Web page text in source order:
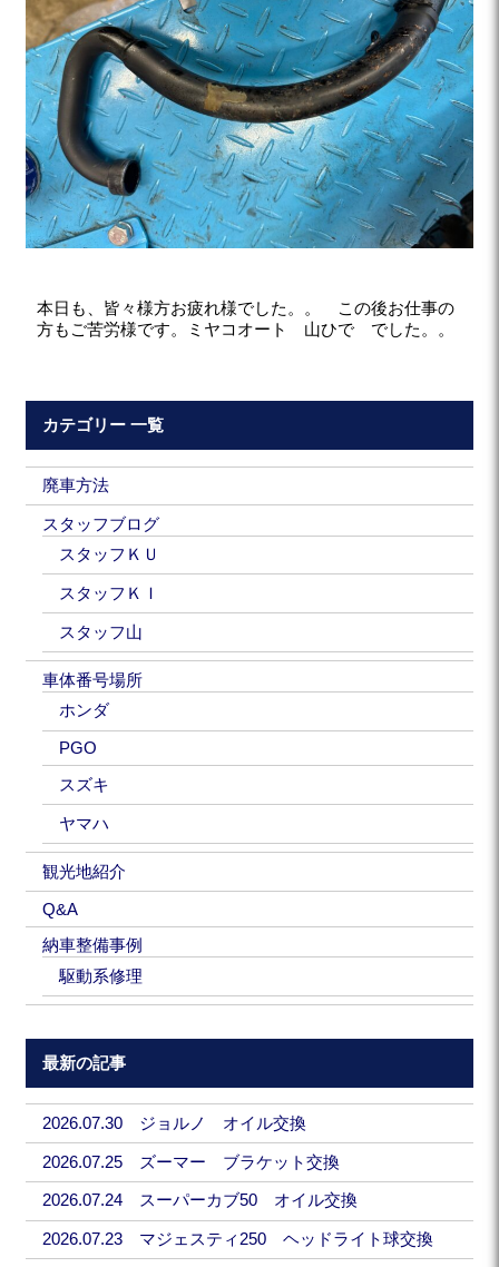
本日も、皆々様方お疲れ様でした。。 この後お仕事の
方もご苦労様です。ミヤコオート 山ひで でした。。
カテゴリー 一覧
廃車方法
スタッフブログ
スタッフＫＵ
スタッフＫＩ
スタッフ山
車体番号場所
ホンダ
PGO
スズキ
ヤマハ
観光地紹介
Q&A
納車整備事例
駆動系修理
最新の記事
2026.07.30 ジョルノ オイル交換
2026.07.25 ズーマー ブラケット交換
2026.07.24 スーパーカブ50 オイル交換
2026.07.23 マジェスティ250 ヘッドライト球交換